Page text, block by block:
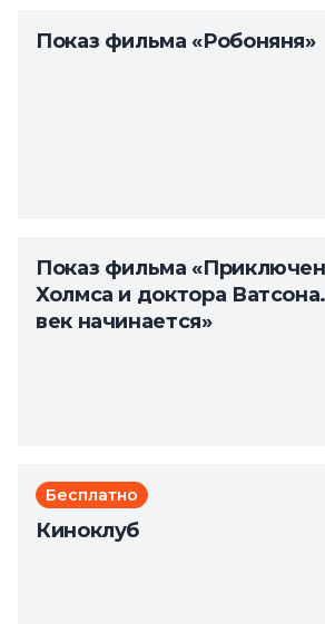
Показ фильма «Робоняня»
Показ фильма
Холмса и доктора
век начинается»
Бесплатно
Киноклуб